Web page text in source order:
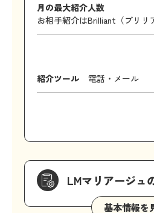
月の最大紹介人数
お相手紹介はBrilliant（ブリリ
紹介ツール 電話・メール
LMマリアージュ